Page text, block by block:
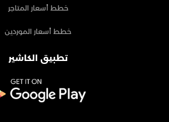
خطط أسعار المتاجر
خطط أسعار الموردين
تطبيق الكاشير